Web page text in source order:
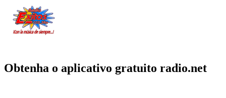
Obtenha o aplicativo gratuito radio.net